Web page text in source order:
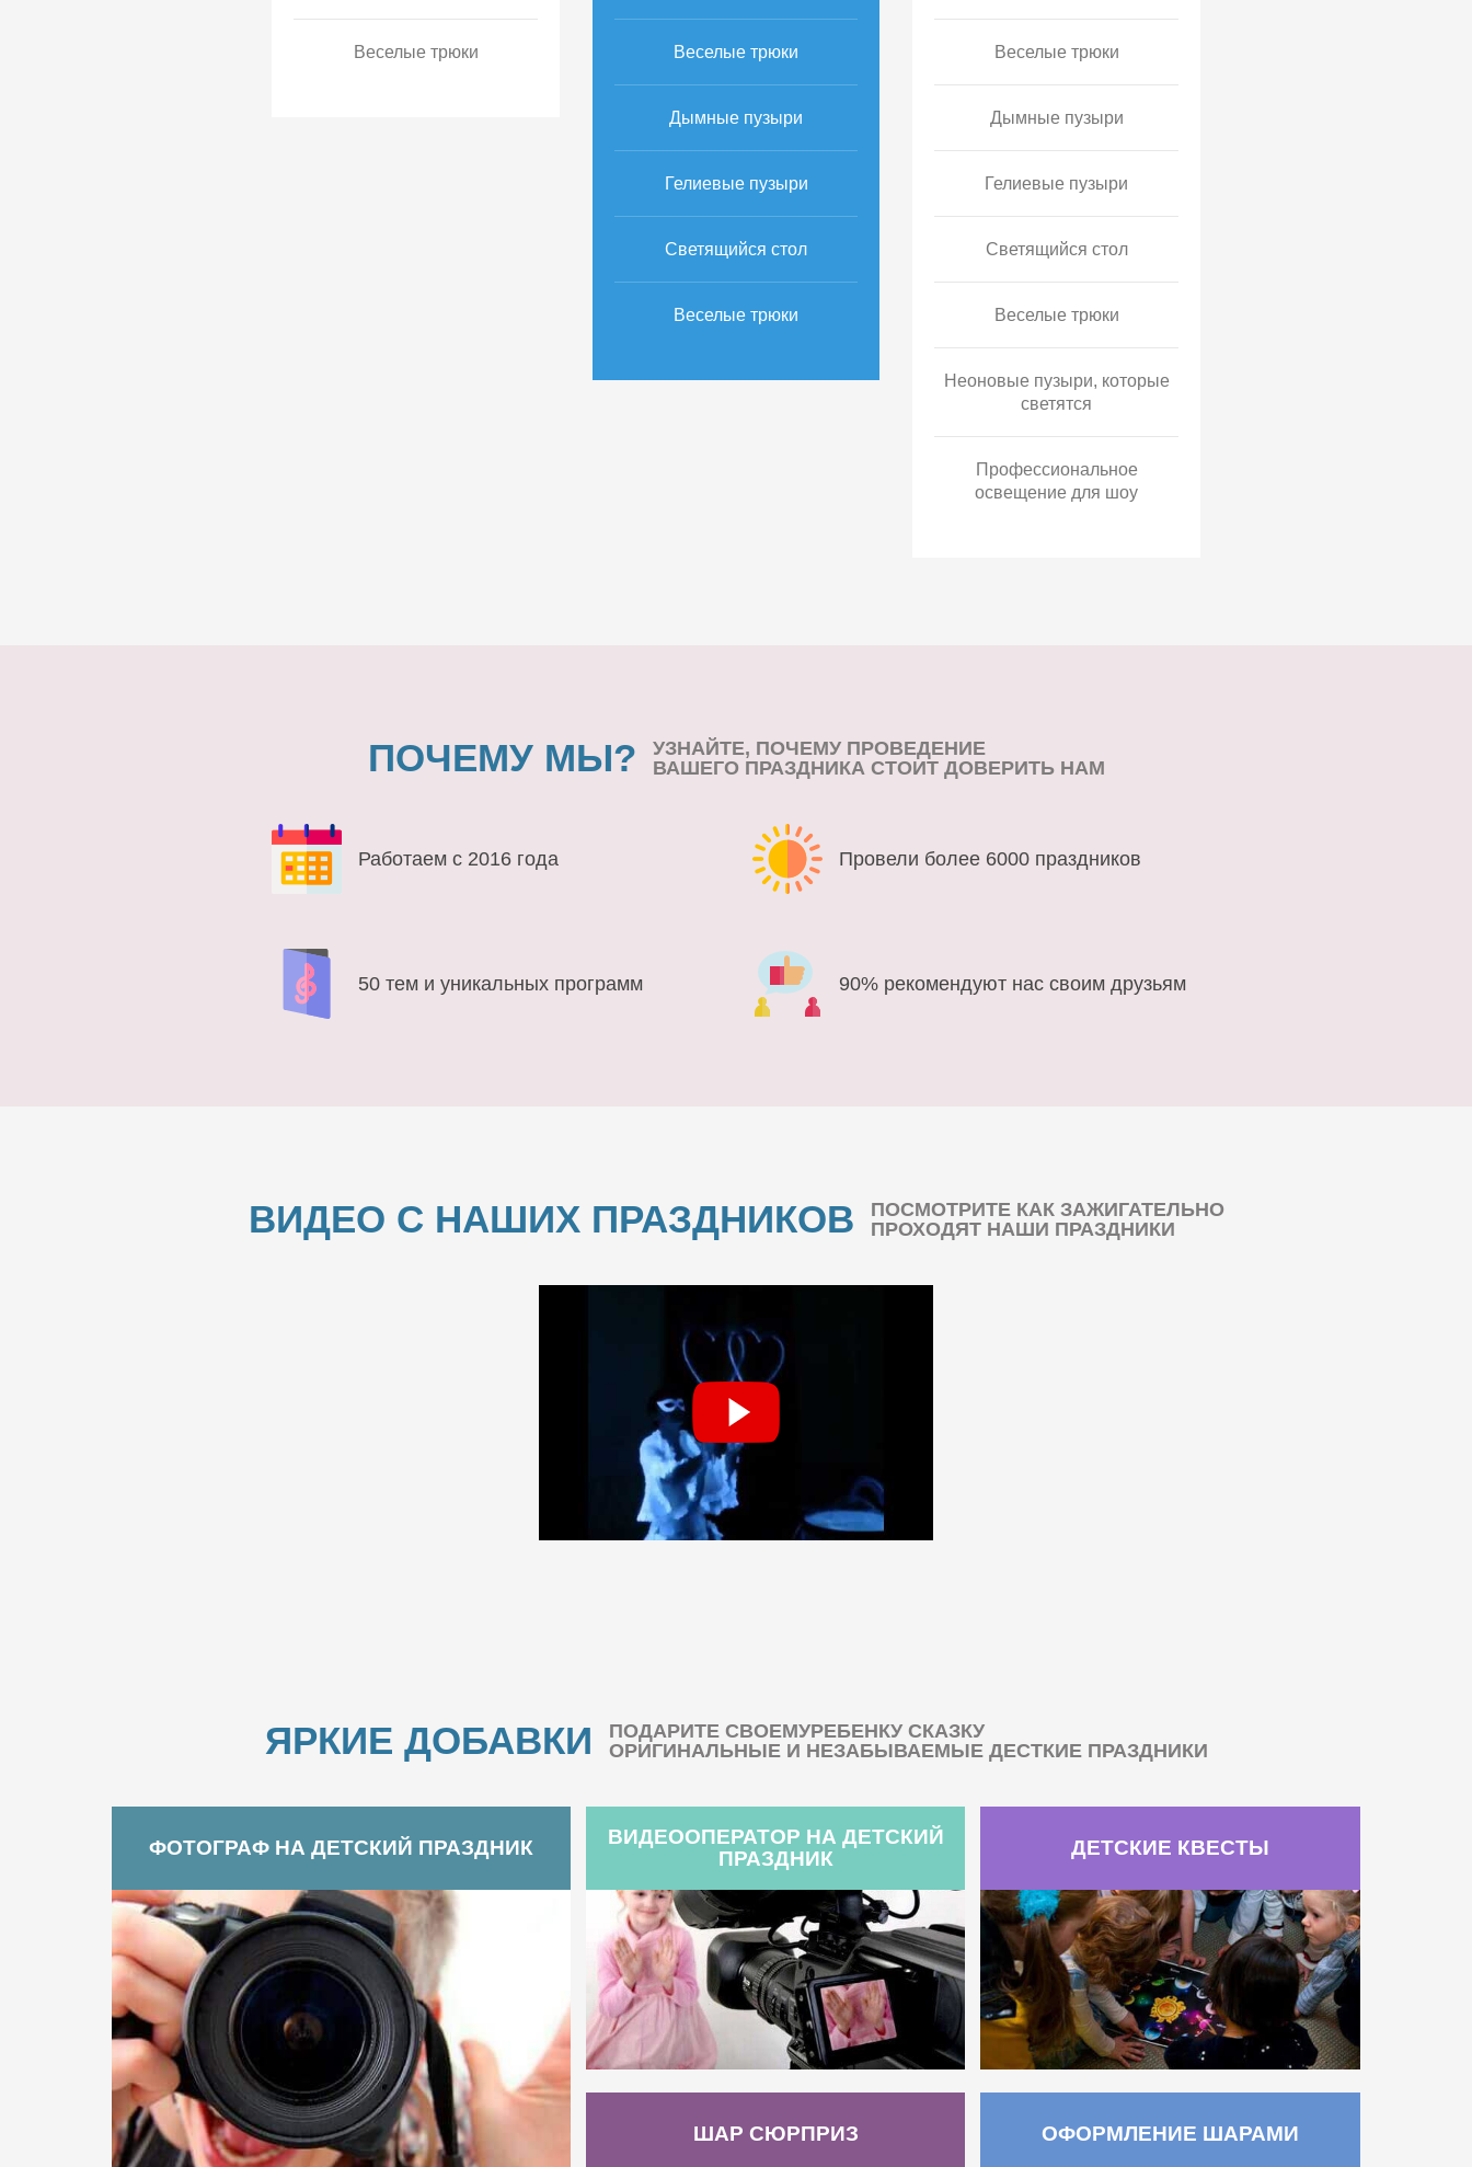
Веселые трюки Веселые трюки
Дымные пузыри
Гелиевые пузыри
Светящийся стол
Веселые трюки
Веселые трюки
Дымные пузыри
Гелиевые пузыри
Светящийся стол
Веселые трюки
Неоновые пузыри, которые
светятся
Профессиональное
освещение для шоу
ПОЧЕМУ МЫ?
УЗНАЙТЕ, ПОЧЕМУ ПРОВЕДЕНИЕ
ВАШЕГО ПРАЗДНИКА СТОИТ ДОВЕРИТЬ НАМ
Работаем с 2016 года Провели более 6000 праздников
50 тем и уникальных программ 90% рекомендуют нас своим друзьям
ВИДЕО С НАШИХ ПРАЗДНИКОВ
ПОСМОТРИТЕ КАК ЗАЖИГАТЕЛЬНО
ПРОХОДЯТ НАШИ ПРАЗДНИКИ
ЯРКИЕ ДОБАВКИ
ПОДАРИТЕ СВОЕМУРЕБЕНКУ СКАЗКУ
ОРИГИНАЛЬНЫЕ И НЕЗАБЫВАЕМЫЕ ДЕСТКИЕ ПРАЗДНИКИ
ФОТОГРАФ НА ДЕТСКИЙ ПРАЗДНИК
ВИДЕООПЕРАТОР НА ДЕТСКИЙ
ПРАЗДНИК
ДЕТСКИЕ КВЕСТЫ
ШАР СЮРПРИЗ ОФОРМЛЕНИЕ ШАРАМИ